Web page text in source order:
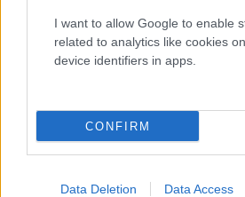
I want to allow Google to enable
related to analytics like cookies
device identifiers in apps.
CONFIRM
Data Deletion Data Access
Techgear.gr
News
για να